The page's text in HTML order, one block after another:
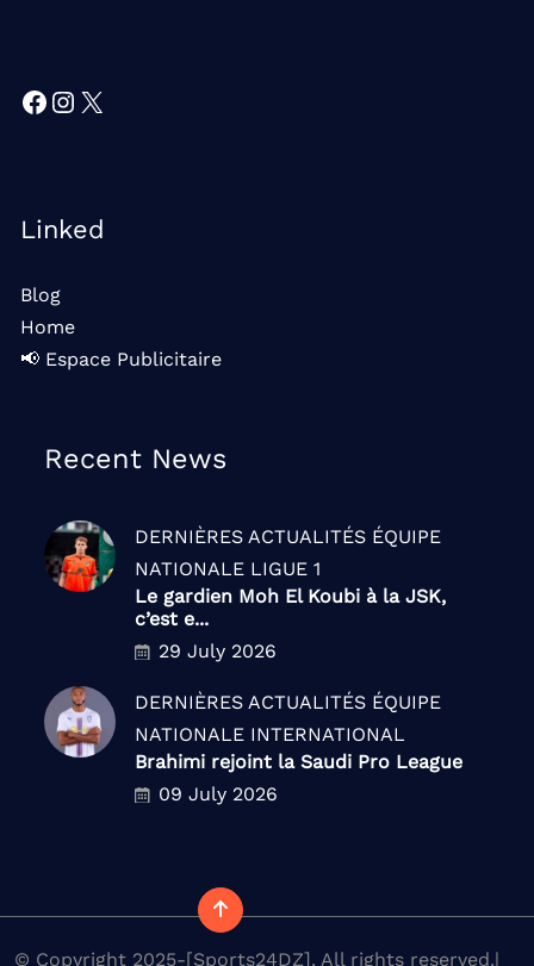
Facebook
Instagram
X
Linked
Blog
Home
📢 Espace Publicitaire
Recent News
DERNIÈRES ACTUALITÉS ÉQUIPE
NATIONALE LIGUE 1
Le gardien Moh El Koubi à la JSK,
c’est e...
29 July 2026
DERNIÈRES ACTUALITÉS ÉQUIPE
NATIONALE INTERNATIONAL
Brahimi rejoint la Saudi Pro League
09 July 2026
© Copyright 2025-[Sports24DZ]. All rights reserved.|